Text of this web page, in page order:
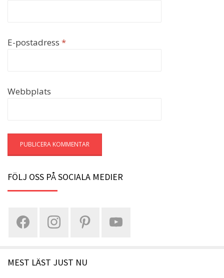
E-postadress *
Webbplats
FÖLJ OSS PÅ SOCIALA MEDIER
MEST LÄST JUST NU